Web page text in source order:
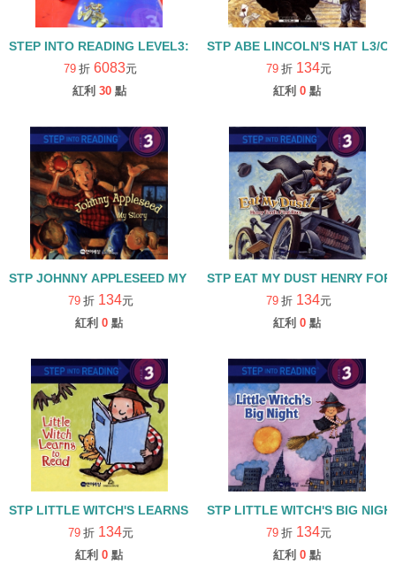
STEP INTO READING LEVEL3:25書+25CD /盒裝
79 折 6083元
紅利 30 點
STP ABE LINCOLN'S HAT L3/
79 折 134元
紅利 0 點
STP JOHNNY APPLESEED MY STORY L3/CD
79 折 134元
紅利 0 點
STP EAT MY DUST HENRY
79 折 134元
紅利 0 點
STP LITTLE WITCH'S LEARNS TO READ L3/CD
79 折 134元
紅利 0 點
STP LITTLE WITCH'S BIG
79 折 134元
紅利 0 點